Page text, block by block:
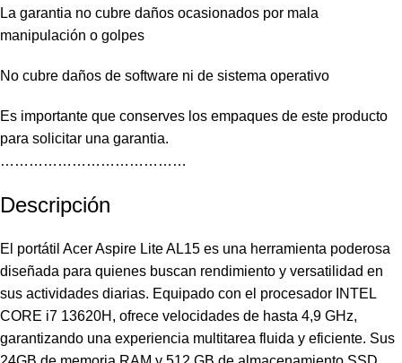
La garantia no cubre daños ocasionados por mala
manipulación o golpes
No cubre daños de software ni de sistema operativo
Es importante que conserves los empaques de este producto
para solicitar una garantia.
…………………………………
Descripción
El portátil Acer Aspire Lite AL15 es una herramienta poderosa
diseñada para quienes buscan rendimiento y versatilidad en
sus actividades diarias. Equipado con el procesador INTEL
CORE i7 13620H, ofrece velocidades de hasta 4,9 GHz,
garantizando una experiencia multitarea fluida y eficiente. Sus